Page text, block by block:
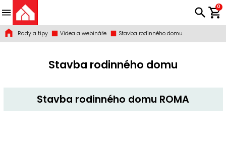
0
Rady a tipy Videa a webináře Stavba rodinného domu
Stavba rodinného domu
Stavba rodinného domu ROMA